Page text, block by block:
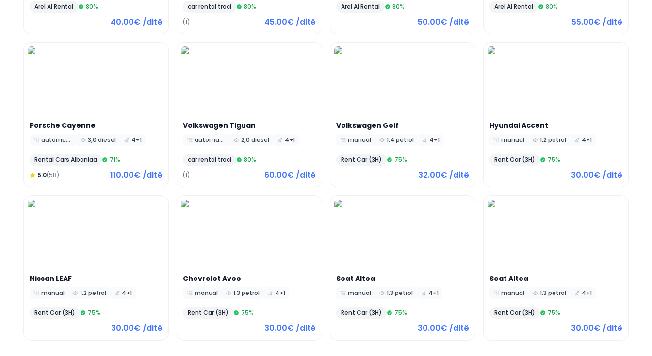
Arel Al Rental 80%
40.00€ /ditë
car rental troci 80%
(1)
45.00€ /ditë
Arel Al Rental 80%
50.00€ /ditë
Arel Al Rental 80%
55.00€ /ditë
Porsche Cayenne
automatic 3,0 diesel 4+1
Rental Cars Albaniaa 71%
5.0(58) 110.00€ /ditë
Volkswagen Tiguan
automatic 2,0 diesel 4+1
car rental troci 80%
(1)
60.00€ /ditë
Volkswagen Golf
manual 1.4 petrol 4+1
Rent Car (3H) 75%
32.00€ /ditë
HyundaiAccent
manual 1.2 petrol 4+1
Rent Car (3H) 75%
30.00€ /ditë
Nissan LEAF
manual 1.2 petrol 4+1
Rent Car (3H) 75%
30.00€ /ditë
Chevrolet Aveo
manual 1.3 petrol 4+1
Rent Car (3H) 75%
30.00€ /ditë
Seat Altea
manual 1.3 petrol 4+1
Rent Car (3H) 75%
30.00€ /ditë
Seat Altea
manual 1.3 petrol 4+1
Rent Car (3H) 75%
30.00€ /ditë